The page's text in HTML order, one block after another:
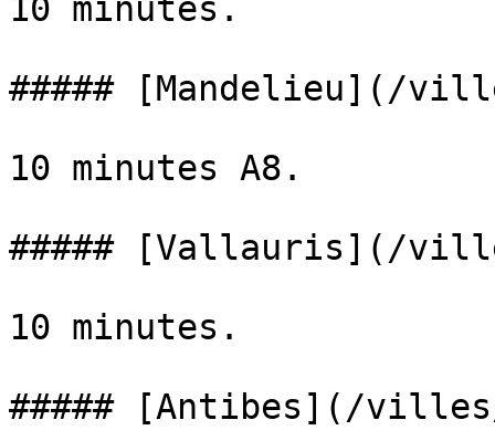
10 minutes.
##### [Mandelieu](/
10 minutes A8.
##### [Vallauris](/
10 minutes.
##### [Antibes](/